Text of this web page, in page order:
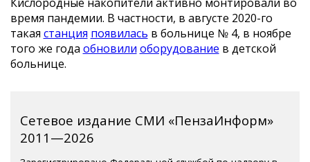
время пандемии. В частности, в августе 2020-го
такая станция появилась в больнице № 4, в ноябре
того же года обновили оборудование в детской
больнице.
Сетевое издание СМИ «ПензаИнформ»
2011—2026